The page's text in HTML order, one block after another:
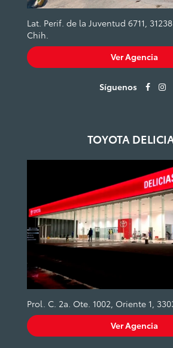
Lat. Perif. de la Juventud 6711,
Chih.
Ver Agencia
Síguenos
TOYOTA
Prol. C. 2a. Ote. 1002, Oriente 1,
Ver Agencia